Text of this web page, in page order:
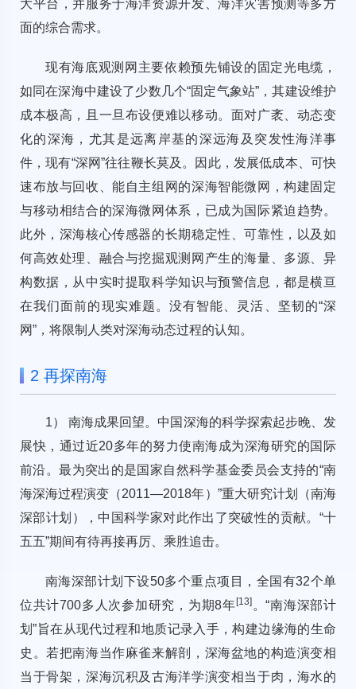
大平台，并服务于海洋资源开发、海洋灾害预测等多方
面的综合需求。
现有海底观测网主要依赖预先铺设的固定光电缆，
如同在深海中建设了少数几个“固定气象站”，其建设维护
成本极高，且一旦布设便难以移动。面对广袤、动态变
化的深海，尤其是远离岸基的深远海及突发性海洋事
件，现有“深网”往往鞭长莫及。因此，发展低成本、可快
速布放与回收、能自主组网的深海智能微网，构建固定
与移动相结合的深海微网体系，已成为国际紧迫趋势。
此外，深海核心传感器的长期稳定性、可靠性，以及如
何高效处理、融合与挖掘观测网产生的海量、多源、异
构数据，从中实时提取科学知识与预警信息，都是横亘
在我们面前的现实难题。没有智能、灵活、坚韧的“深
网”，将限制人类对深海动态过程的认知。
2 再探南海
1） 南海成果回望。中国深海的科学探索起步晚、发
展快，通过近20多年的努力使南海成为深海研究的国际
前沿。最为突出的是国家自然科学基金委员会支持的“南
海深海过程演变（2011—2018年）”重大研究计划（南海
深部计划），中国科学家对此作出了突破性的贡献。“十
五五”期间有待再接再厉、乘胜追击。
南海深部计划下设50多个重点项目，全国有32个单
位共计700多人次参加研究，为期8年[13]。“南海深部计
划”旨在从现代过程和地质记录入手，构建边缘海的生命
史。若把南海当作麻雀来解剖，深海盆地的构造演变相
当于骨架，深海沉积及古海洋学演变相当于肉，海水的